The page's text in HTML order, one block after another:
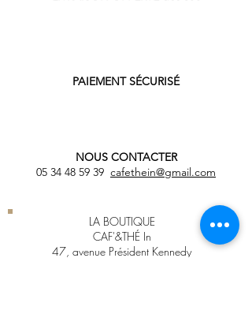
PAIEMENT SÉCURISÉ
NOUS CONTACTER
05 34 48 59 39 cafethein@gmail.com
LA BOUTIQUE
CAF'&THÉ In
47, avenue Président Kennedy